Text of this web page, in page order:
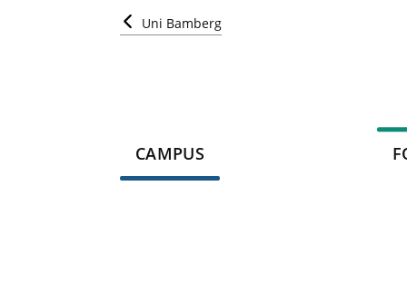
Uni Bamberg
CAMPUS